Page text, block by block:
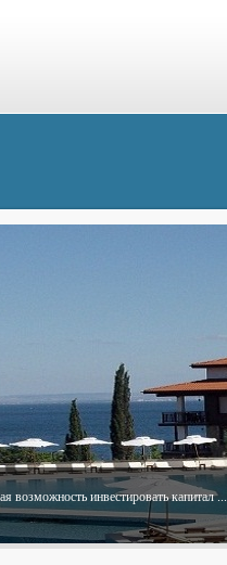
инвестировать капитал ...